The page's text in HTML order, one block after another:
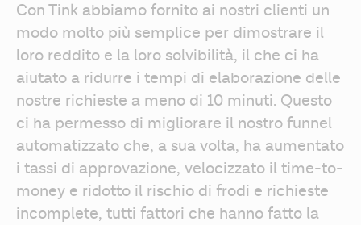
Con Tink abbiamo fornito ai nostri clienti un
modo molto più semplice per dimostrare il
loro reddito e la loro solvibilità, il che ci ha
aiutato a ridurre i tempi di elaborazione delle
nostre richieste a meno di 10 minuti. Questo
ci ha permesso di migliorare il nostro funnel
automatizzato che, a sua volta, ha aumentato
i tassi di approvazione, velocizzato il time-to-
money e ridotto il rischio di frodi e richieste
incomplete, tutti fattori che hanno fatto la